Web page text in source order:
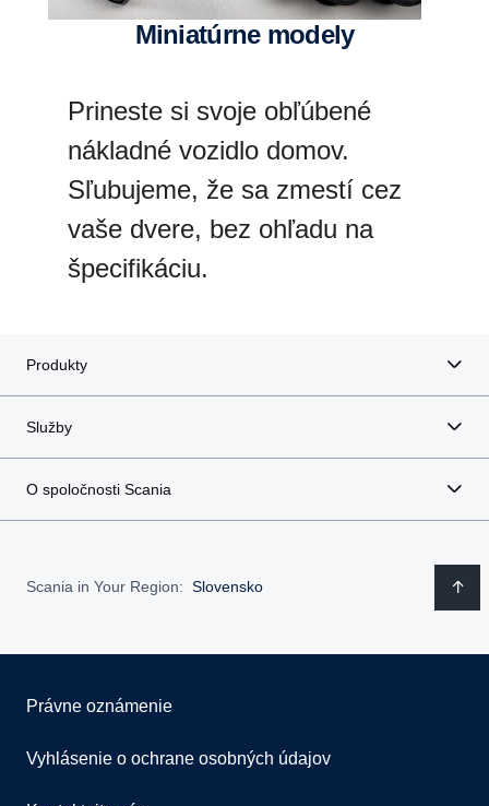
miniatúrne modely
Prineste si svoje obľúbené
nákladné vozidlo domov.
Sľubujeme, že sa zmestí cez
vaše dvere, bez ohľadu na
špecifikáciu.
Produkty
Služby
O spoločnosti Scania
Scania in Your Region: Slovensko
Právne oznámenie
Vyhlásenie o ochrane osobných údajov